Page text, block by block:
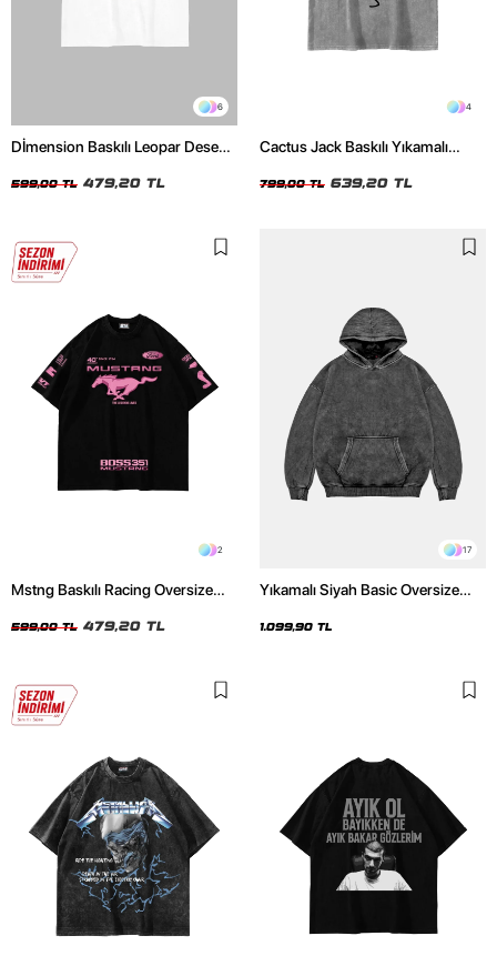
6
Dİmension Baskılı Leopar Desenli
Tshirt
599,00 TL 479,20 TL
4
Cactus Jack Baskılı Yıkamalı
799,00 TL 639,20 TL
2
Mstng Baskılı Racing Oversize
599,00 TL 479,20 TL
17
Yıkamalı Siyah Basic Oversize
1.099,90 TL